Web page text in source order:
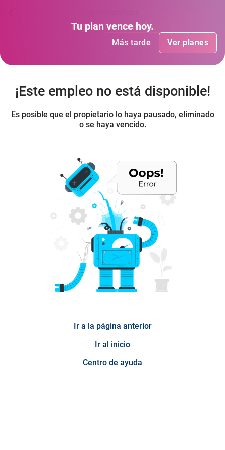
Tu plan ha vencido.
Más tarde Ver planes
Tu plan vence hoy.
Más tarde Ver planes
¡Este empleo no está disponible!
Es posible que el propietario lo haya pausado, eliminado
o se haya vencido.
Ir a la página anterior
Ir al inicio
Centro de ayuda